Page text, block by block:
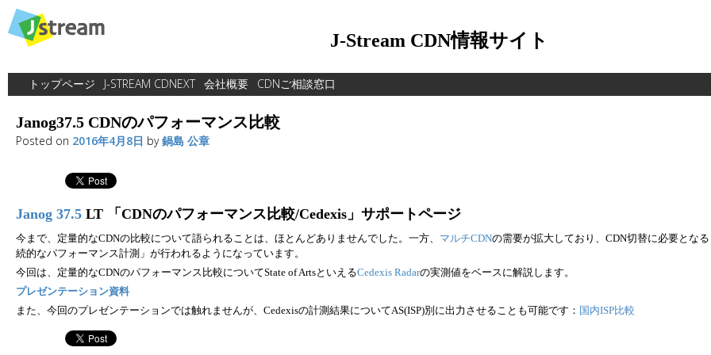
Skip
content
J-Stream CDN情報サイト
トップページ J-STREAM CDNEXT 会社概要 CDNご相談窓口
Janog37.5 CDNのパフォーマンス比較
Posted on 2016年4月8日 by鍋島 公章
Janog 37.5 LT 「CDNのパフォーマンス比較/Cedexis」サポートページ
今まで、定量的なCDNの比較について語られることは、ほとんどありませんでした。一方、 マルチCDNの需要が拡大しており、CDN切替に必要とな
続的なパフォーマンス計測」が行われるようになっています。
今回は、定量的なCDNのパフォーマンス比較についてState of ArtsといえるCedexis Radarの実測値をベースに解説します。
プレゼンテーション資料
また、今回のプレゼンテーションでは触れませんが、Cedexisの計測結果についてAS(ISP)別に出力させることも可能です： 国内ISP比較